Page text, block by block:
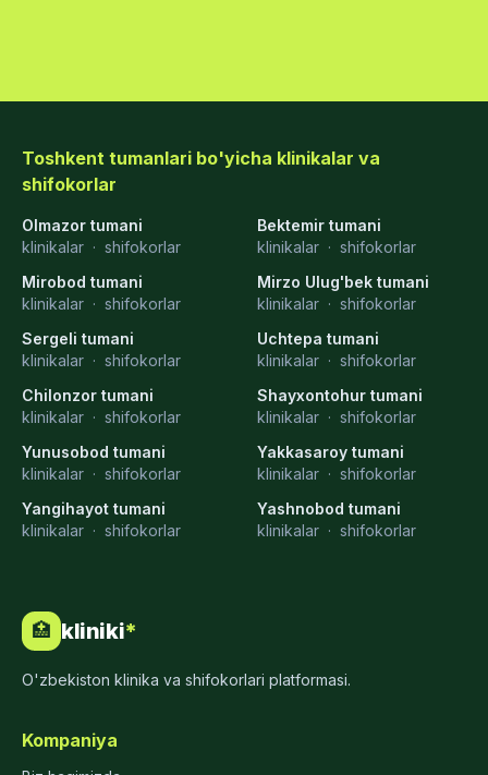
Toshkent tumanlari bo'yicha klinikalar va
shifokorlar
Olmazor tumani
klinikalar · shifokorlar
Bektemir tumani
klinikalar · shifokorlar
Mirobod tumani
klinikalar · shifokorlar
Mirzo Ulug'bek tumani
klinikalar · shifokorlar
Sergeli tumani
klinikalar · shifokorlar
Uchtepa tumani
klinikalar · shifokorlar
Chilonzor tumani
klinikalar · shifokorlar
Shayxontohur tumani
klinikalar · shifokorlar
Yunusobod tumani
klinikalar · shifokorlar
Yakkasaroy tumani
klinikalar · shifokorlar
Yangihayot tumani
klinikalar · shifokorlar
Yashnobod tumani
klinikalar · shifokorlar
🏥 kliniki*
O'zbekiston klinika va shifokorlari platformasi.
Kompaniya